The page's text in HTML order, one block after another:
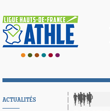
ACTUALITÉS